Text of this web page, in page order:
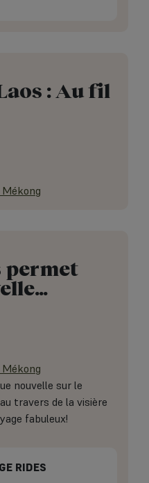
: Au fil
permet
nouvelle sur le
travers de la visière
fabuleux!
RIDES